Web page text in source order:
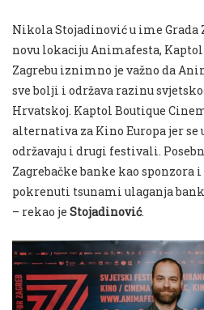
Nikola Stojadinović u ime Grada
novu lokaciju Animafesta,
Zagrebu iznimno je važno da
sve bolji i održava razinu
Hrvatskoj. Kaptol Boutique
alternativa za Kino Europa jer se
održavaju i drugi festivali.
Zagrebačke banke kao sponzora i
pokrenuti tsunami ulaganja
– rekao je Stojadinović.